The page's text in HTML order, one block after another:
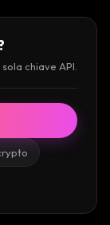
chiave API.